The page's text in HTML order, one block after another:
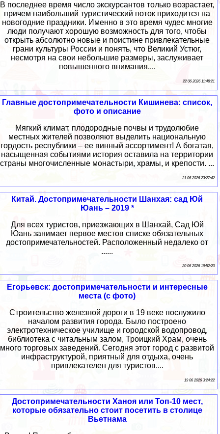
В последнее время число экскурсантов только возрастает,
причем наибольший туристический поток приходится на
новогодние праздники. Именно в это время чудес многие
люди получают хорошую возможность для того, чтобы
открыть абсолютно новые и поистине привлекательные
грани культуры России и понять, что Великий Устюг,
несмотря на свои небольшие размеры, заслуживает
повышенного внимания....
22 06 2026 11:48:21
Главные достопримечательности Кишинева: список,
фото и описание
Мягкий климат, плодородные почвы и трудолюбие
местных жителей позволяют выделить национальную
гордость республики – ее винный ассортимент! А богатая,
насыщенная событиями история оставила на территории
страны многочисленные монастыри, храмы, и крепости. ...
21 06 2026 23:27:42
Китай. Достопримечательности Шанхая: сад Юй
Юань – 2019 *
Для всех туристов, приезжающих в Шанхай, Сад Юй
Юань занимает первое местов списке обязательных
достопримечательностей. Расположенный недалеко от
......
20 06 2026 19:52:20
Егорьевск: достопримечательности и интересные
места (с фото)
Строительство железной дороги в 19 веке послужило
началом развития города. Было построено
электротехническое училище и городской водопровод,
библиотека с читальным залом, Троицкий Храм, очень
много торговых заведений. Сегодня этот город с развитой
инфраструктурой, приятный для отдыха, очень
привлекателен для туристов....
19 06 2026 3:24:22
Достопримечательности Ханоя или Топ-10 мест,
которые обязательно стоит посетить в столице
Вьетнама